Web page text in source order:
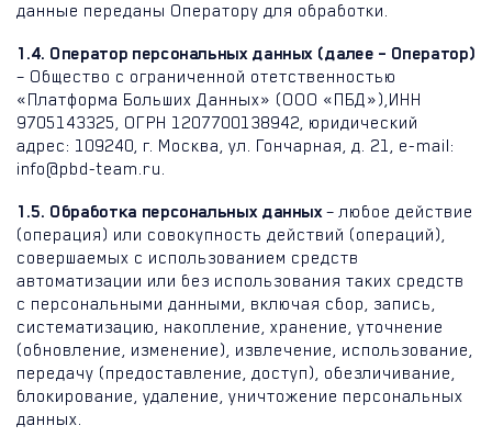
данные переданы Оператору для обработки.
1.4. Оператор персональных данных (далее – Оператор)
– Общество с ограниченной отетственностью
«Платформа Больших Данных» (ООО «ПБД»),ИНН
9705143325, ОГРН 1207700138942, юридический
адрес: 109240, г. Москва, ул. Гончарная, д. 21, e-mail:
info@pbd-team.ru.
1.5. Обработка персональных данных– любое действие
(операция) или совокупность действий (операций),
совершаемых с использованием средств
автоматизации или без использования таких средств
с персональными данными, включая сбор, запись,
систематизацию, накопление, хранение, уточнение
(обновление, изменение), извлечение, использование,
передачу (предоставление, доступ), обезличивание,
блокирование, удаление, уничтожение персональных
данных.